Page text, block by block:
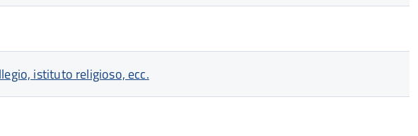
istituto religioso, ecc.